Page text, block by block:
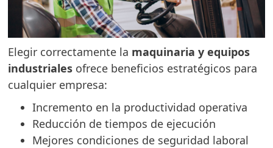
Elegir correctamente la maquinaria y equipos
industriales ofrece beneficios estratégicos para
cualquier empresa:
Incremento en la productividad operativa
Reducción de tiempos de ejecución
Mejores condiciones de seguridad laboral